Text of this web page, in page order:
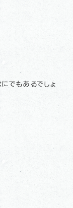
でもあるでしょ